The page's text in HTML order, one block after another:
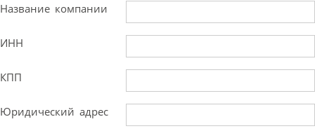
Название компании
ИНН
КПП
Юридический адрес